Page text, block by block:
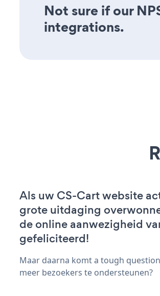
Not sure if our
integrations.
Als uw CS-Cart website
grote uitdaging
de online aanwezigheid
gefeliciteerd!
Maar daarna komt a tough
meer bezoekers te ondersteunen?